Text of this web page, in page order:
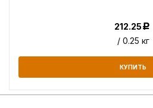
212.25Р
/ 0.25 кг
КУПИТЬ